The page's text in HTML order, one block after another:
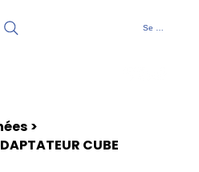
Se connecter
>
CUBE